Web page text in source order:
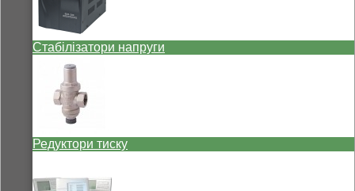
Стабілізатори напруги
Редуктори тиску